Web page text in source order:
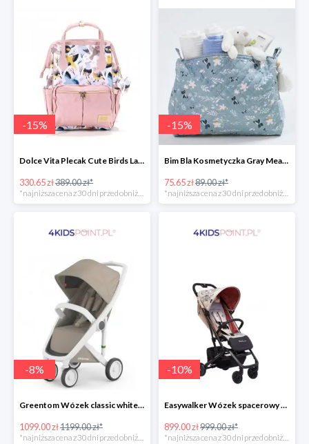
-15%
Dolce Vita Plecak Cute Birds La Millou -15%
330.65 zł389.00 zł*
-15%
Bim Bla Kosmetyczka Gray Meadow -15%
75.65 zł89.00 zł*
-8%
Greentom Wózek classic white-sand
1099.00 zł1199.00 zł*
*najniższa cena z 30 dni przed obniżką
-10%
Easywalker Wózek spacerowy z osłonką przeciwdeszczową Buggy XS Minnie Ornament Disney
899.00 zł999.00 zł*
*najniższa cena z 30 dni przed obniżką